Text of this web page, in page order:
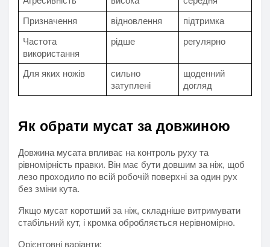
Призначення відновлення підтримка
Частота
використання
рідше регулярно
Для яких ножів
сильно
затуплені
щоденний
догляд
Як обрати мусат за довжиною
Довжина мусата впливає на контроль руху та
рівномірність правки. Він має бути довшим за ніж, щоб
лезо проходило по всій робочій поверхні за один рух
без зміни кута.
Якщо мусат коротший за ніж, складніше витримувати
стабільний кут, і кромка обробляється нерівномірно.
Орієнтовні варіанти: